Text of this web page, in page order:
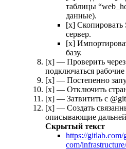
таблицы
данные).
[x] Скопировать
сервер.
[x]
базу.
[x] — Проверить
подключаться
[x] — Постепенно
[x] — Отключить
[x] — Затвитить с
[x] — Создать
описывающие
Скрытый текст
https://gitlab.com/
com/